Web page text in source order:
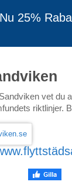
25%
vet du
riktlinjer.